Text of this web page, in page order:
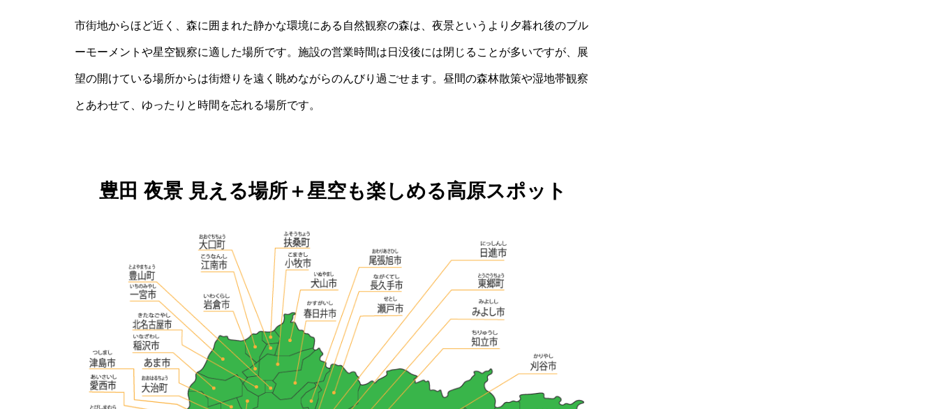
市街地からほど近く、森に囲まれた静かな環境にある自然観察の森は、夜景というより夕暮れ後のブル
ーモーメントや星空観察に適した場所です。施設の営業時間は日没後には閉じることが多いですが、展
望の開けている場所からは街燈りを遠く眺めながらのんびり過ごせます。昼間の森林散策や湿地帯観察
とあわせて、ゆったりと時間を忘れる場所です。
豊田 夜景 見える場所＋星空も楽しめる高原スポット